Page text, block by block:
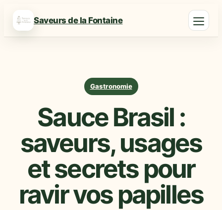
Saveurs de la Fontaine
Gastronomie
Sauce Brasil :
saveurs, usages
et secrets pour
ravir vos papilles